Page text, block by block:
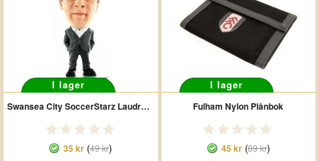
I lager
Swansea City SoccerStarz Laudrup 2013-14
35 kr (49 kr)
I lager
Fulham Nylon Plånbok
45 kr(89 kr)